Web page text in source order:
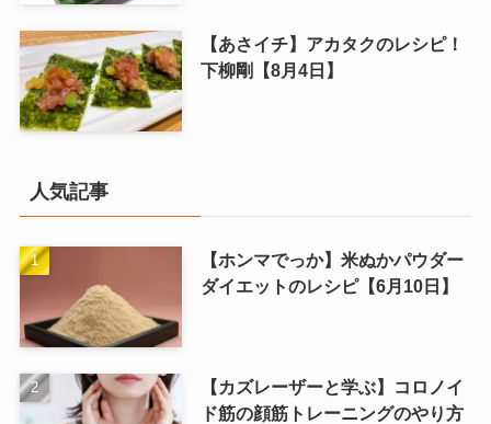
【あさイチ】アカタクのレシピ！
下柳剛【8月4日】
人気記事
【ホンマでっか】米ぬかパウダー
ダイエットのレシピ【6月10日】
【カズレーザーと学ぶ】コロノイ
ド筋の顔筋トレーニングのやり方